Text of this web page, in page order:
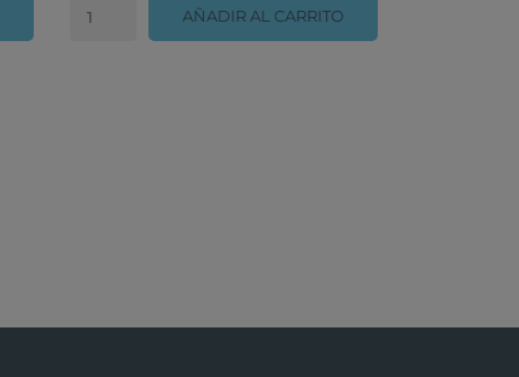
AÑADIR AL CARRITO